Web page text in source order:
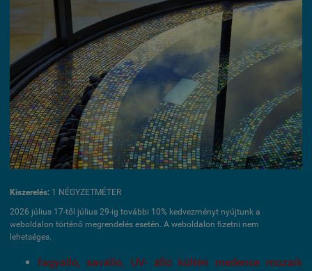
Kiszerelés: 1 NÉGYZETMÉTER
2026 július 17-től július 29-ig további 10% kedvezményt nyújtunk a
weboldalon történő megrendelés esetén. A weboldalon fizetni nem
lehetséges.
fagyálló, saválló, UV- álló kültéri medence mozaik